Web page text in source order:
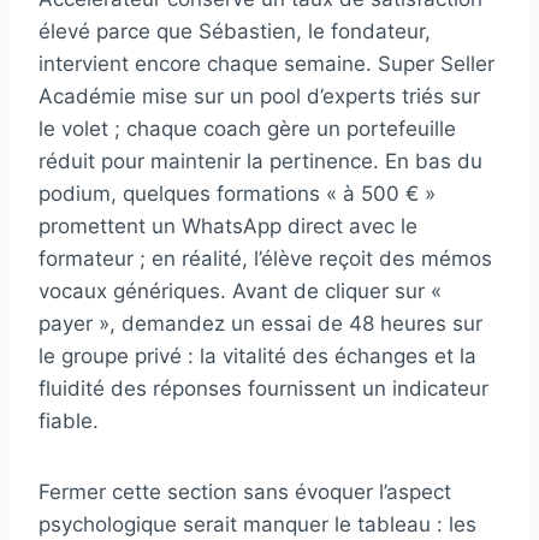
élevé parce que Sébastien, le fondateur,
intervient encore chaque semaine. Super Seller
Académie mise sur un pool d’experts triés sur
le volet ; chaque coach gère un portefeuille
réduit pour maintenir la pertinence. En bas du
podium, quelques formations « à 500 € »
promettent un WhatsApp direct avec le
formateur ; en réalité, l’élève reçoit des mémos
vocaux génériques. Avant de cliquer sur «
payer », demandez un essai de 48 heures sur
le groupe privé : la vitalité des échanges et la
fluidité des réponses fournissent un indicateur
fiable.
Fermer cette section sans évoquer l’aspect
psychologique serait manquer le tableau : les